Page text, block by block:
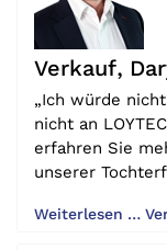
Verkauf,
„Ich würde
nicht an
erfahren Sie
unserer
Weiterlesen …